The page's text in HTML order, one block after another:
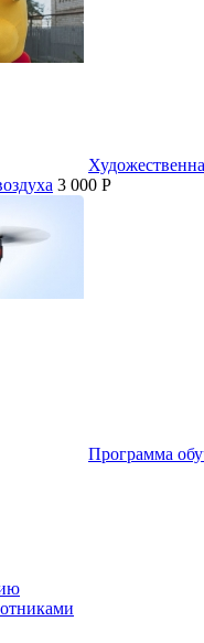
3 000 P
Программа